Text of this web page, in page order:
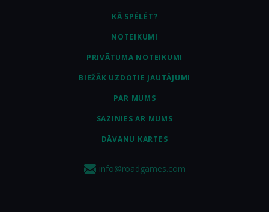
KĀ SPĒLĒT?
NOTEIKUMI
PRIVĀTUMA NOTEIKUMI
BIEŽĀK UZDOTIE JAUTĀJUMI
PAR MUMS
SAZINIES AR MUMS
DĀVANU KARTES
info@roadgames.com